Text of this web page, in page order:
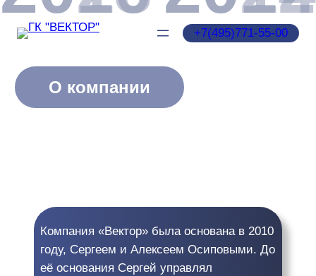
Перейти
‪+7(495)771‑55‑00‬
О компании
Компания «Вектор» была основана в 2010
году, Сергеем и Алексеем Осиповыми. До
её основания Сергей управлял